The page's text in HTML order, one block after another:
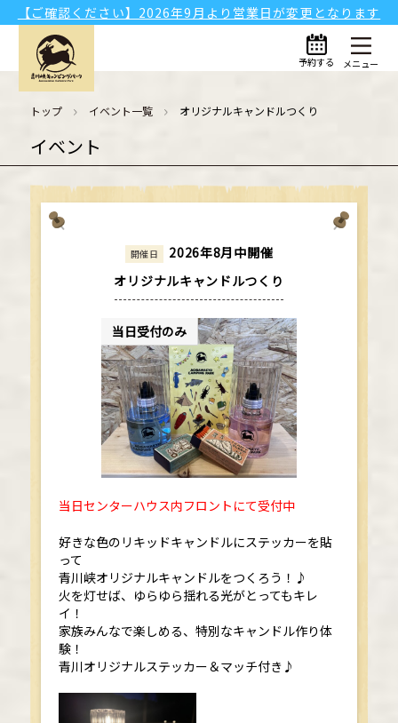
【ご確認ください】2026年9月より営業日が変更となります
予約する メニュー
トップ イベント一覧 オリジナルキャンドルつくり
イベント
開催日
2026年8月中開催
オリジナルキャンドルつくり
当日受付のみ
当日センターハウス内フロントにて受付中
好きな色のリキッドキャンドルにステッカーを貼
って
青川峡オリジナルキャンドルをつくろう！♪
火を灯せば、ゆらゆら揺れる光がとってもキレ
イ！
家族みんなで楽しめる、特別なキャンドル作り体
験！
青川オリジナルステッカー＆マッチ付き♪